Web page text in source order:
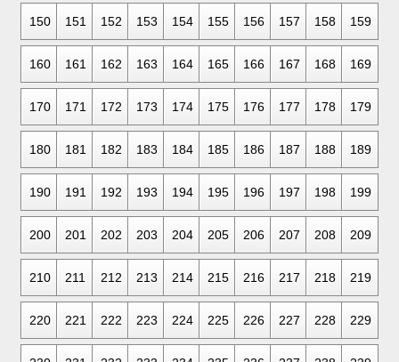
150 151 152 153 154 155 156 157 158 159
160 161 162 163 164 165 166 167 168 169
170 171 172 173 174 175 176 177 178 179
180 181 182 183 184 185 186 187 188 189
190 191 192 193 194 195 196 197 198 199
200 201 202 203 204 205 206 207 208 209
210 211 212 213 214 215 216 217 218 219
220 221 222 223 224 225 226 227 228 229